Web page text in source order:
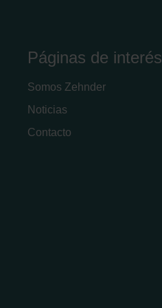
Páginas de interés
Somos Zehnder
Noticias
Contacto